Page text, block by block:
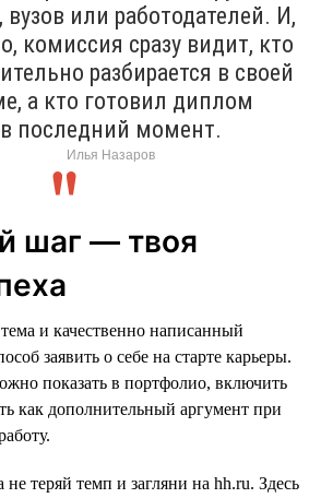
вузов или работодателей. И,
комиссия сразу видит, кто
разбирается в своей
а кто готовил диплом
в последний момент.
Илья Назаров
шаг — твоя
и качественно написанный
заявить о себе на старте карьеры.
показать в портфолио, включить
как дополнительный аргумент при
теряй темп и загляни на hh.ru. Здесь